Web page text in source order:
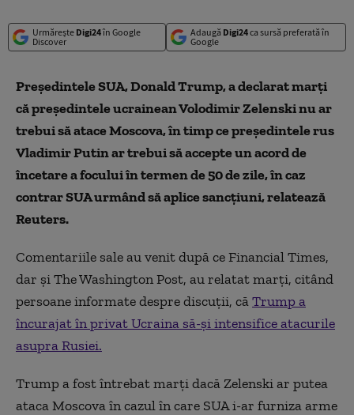
Urmărește Digi24în Google
Discover
Adaugă Digi24ca sursă preferată în
Google
Preşedintele SUA, Donald Trump, a declarat marţi
că preşedintele ucrainean Volodimir Zelenski nu ar
trebui să atace Moscova, în timp ce preşedintele rus
Vladimir Putin ar trebui să accepte un acord de
încetare a focului în termen de 50 de zile, în caz
contrar SUA urmând să aplice sancţiuni, relatează
Reuters.
Comentariile sale au venit după ce Financial Times,
dar şi The Washington Post, au relatat marţi, citând
persoane informate despre discuţii, căTrump a
încurajat în privat Ucraina să-şi intensifice atacurile
asupra Rusiei.
Trump a fost întrebat marţi dacă Zelenski ar putea
ataca Moscova în cazul în care SUA i-ar furniza arme